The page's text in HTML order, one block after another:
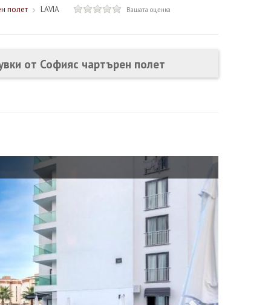
полет
LAVIA
Вашата оценка
от Софияс чартърен полет